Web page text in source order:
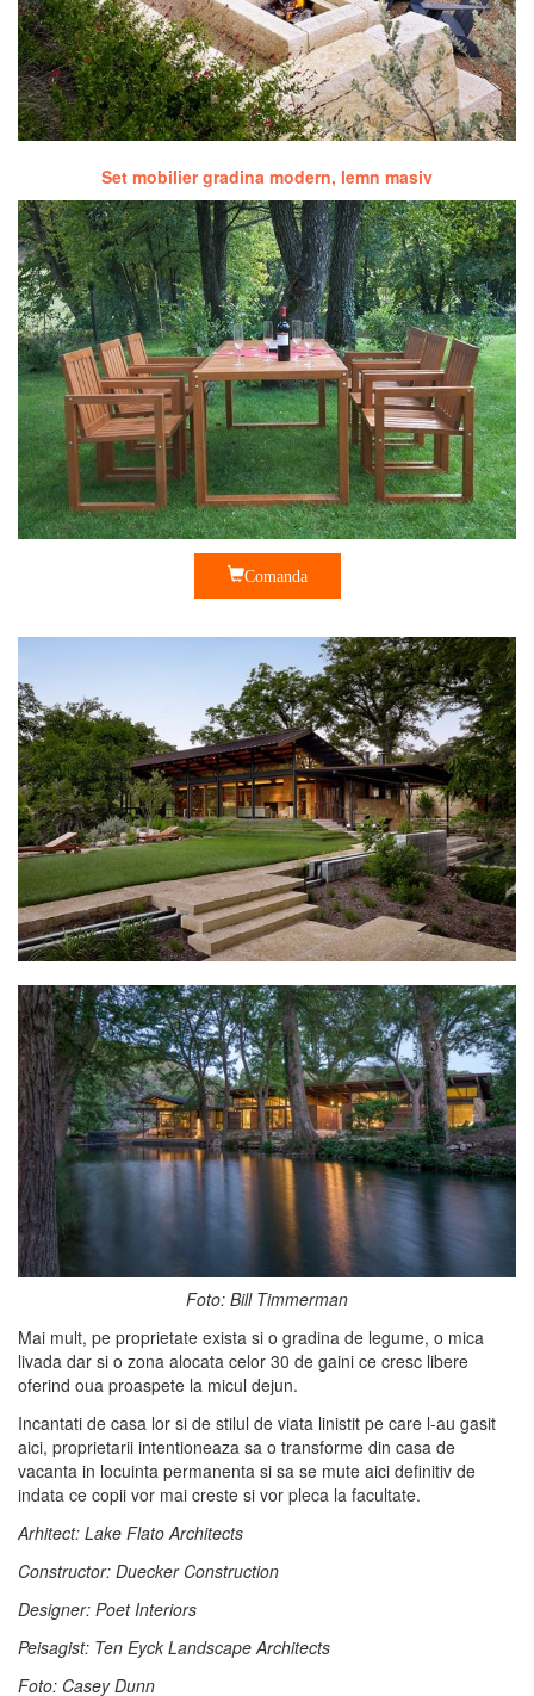
Set mobilier gradina modern, lemn masiv
Comanda
Foto: Bill Timmerman
Mai mult, pe proprietate exista si o gradina de legume, o mica
livada dar si o zona alocata celor 30 de gaini ce cresc libere
oferind oua proaspete la micul dejun.
Incantati de casa lor si de stilul de viata linistit pe care l-au gasit
aici, proprietarii intentioneaza sa o transforme din casa de
vacanta in locuinta permanenta si sa se mute aici definitiv de
indata ce copii vor mai creste si vor pleca la facultate.
Arhitect: Lake Flato Architects
Constructor: Duecker Construction
Designer: Poet Interiors
Peisagist: Ten Eyck Landscape Architects
Foto: Casey Dunn